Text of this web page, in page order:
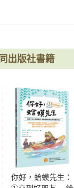
同出版社書籍
你好，蛤蟆先生：